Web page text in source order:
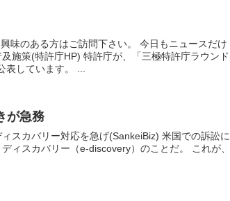
味のある方はご訪問下さい。 今日もニュースだけ
施策(特許庁HP) 特許庁が、「三極特許庁ラウンド
しています。 ...
が急務
スカバリー対応を急げ(SankeiBiz) 米国での訴訟に
ィスカバリー（e-discovery）のことだ。 これが、